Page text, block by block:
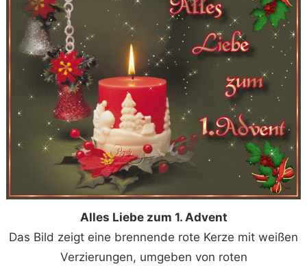
Alles Liebe zum 1. Advent
Das Bild zeigt eine brennende rote Kerze mit weißen
Verzierungen, umgeben von roten